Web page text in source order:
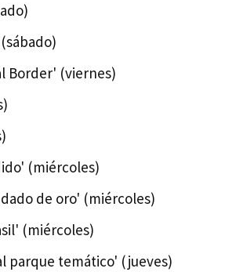
Border' (viernes)
(miércoles)
de oro' (miércoles)
(miércoles)
parque temático' (jueves)